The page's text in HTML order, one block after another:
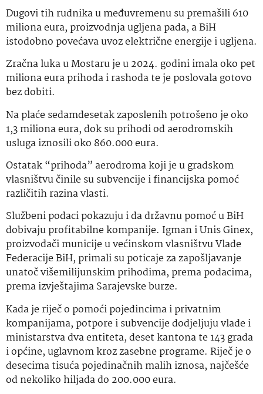
Dugovi tih rudnika u međuvremenu su premašili 610
miliona eura, proizvodnja ugljena pada, a BiH
istodobno povećava uvoz električne energije i ugljena.
Zračna luka u Mostaru je u 2024. godini imala oko pet
miliona eura prihoda i rashoda te je poslovala gotovo
bez dobiti.
Na plaće sedamdesetak zaposlenih potrošeno je oko
1,3 miliona eura, dok su prihodi od aerodromskih
usluga iznosili oko 860.000 eura.
Ostatak “prihoda” aerodroma koji je u gradskom
vlasništvu činile su subvencije i financijska pomoć
različitih razina vlasti.
Službeni podaci pokazuju i da državnu pomoć u BiH
dobivaju profitabilne kompanije. Igman i Unis Ginex,
proizvođači municije u većinskom vlasništvu Vlade
Federacije BiH, primali su poticaje za zapošljavanje
unatoč višemilijunskim prihodima, prema podacima,
prema izvještajima Sarajevske burze.
Kada je riječ o pomoći pojedincima i privatnim
kompanijama, potpore i subvencije dodjeljuju vlade i
ministarstva dva entiteta, deset kantona te 143 grada
i općine, uglavnom kroz zasebne programe. Riječ je o
desecima tisuća pojedinačnih malih iznosa, najčešće
od nekoliko hiljada do 200.000 eura.